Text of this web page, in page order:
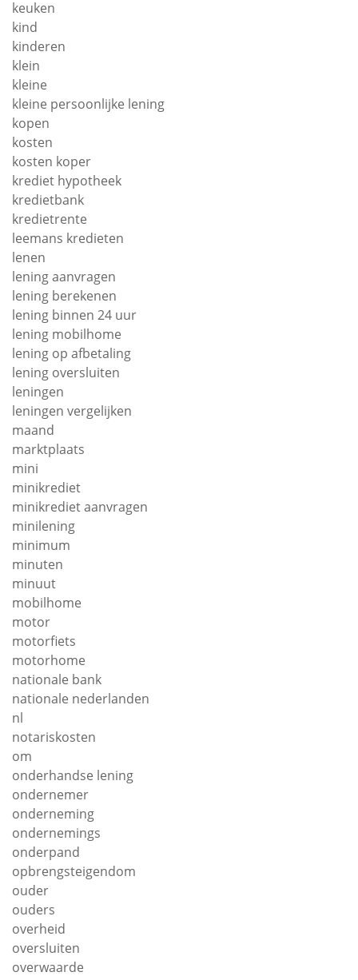
keuken
kind
kinderen
klein
kleine
kleine persoonlijke lening
kopen
kosten
kosten koper
krediet hypotheek
kredietbank
kredietrente
leemans kredieten
lenen
lening aanvragen
lening berekenen
lening binnen 24 uur
lening mobilhome
lening op afbetaling
lening oversluiten
leningen
leningen vergelijken
maand
marktplaats
mini
minikrediet
minikrediet aanvragen
minilening
minimum
minuten
minuut
mobilhome
motor
motorfiets
motorhome
nationale bank
nationale nederlanden
nl
notariskosten
om
onderhandse lening
ondernemer
onderneming
ondernemings
onderpand
opbrengsteigendom
ouder
ouders
overheid
oversluiten
overwaarde